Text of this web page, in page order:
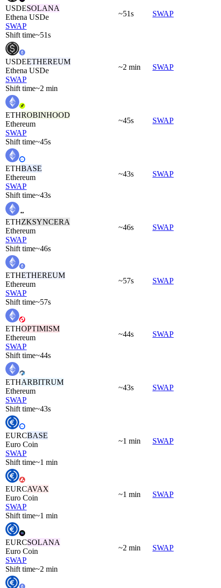
USDESOLANA
Ethena USDe
SWAP
Shift time~51s
~51s SWAP
USDEETHEREUM
Ethena USDe
SWAP
Shift time~2 min
~2 min SWAP
ETHROBINHOOD
Ethereum
SWAP
Shift time~45s
~45s SWAP
ETHBASE
Ethereum
SWAP
Shift time~43s
~43s SWAP
ETHZKSYNCERA
Ethereum
SWAP
Shift time~46s
~46s SWAP
ETHETHEREUM
Ethereum
SWAP
Shift time~57s
~57s SWAP
ETHOPTIMISM
Ethereum
SWAP
Shift time~44s
~44s SWAP
ETHARBITRUM
Ethereum
SWAP
Shift time~43s
~43s SWAP
EURCBASE
Euro Coin
SWAP
Shift time~1 min
~1 min SWAP
EURCAVAX
Euro Coin
SWAP
Shift time~1 min
~1 min SWAP
EURCSOLANA
Euro Coin
SWAP
Shift time~2 min
~2 min SWAP